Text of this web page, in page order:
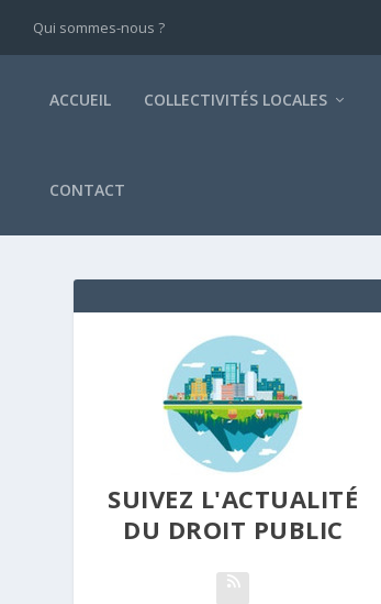
Qui sommes-nous ?
ACCUEIL COLLECTIVITÉS LOCALES
CONTACT
SUIVEZ L'ACTUALITÉ
DU DROIT PUBLIC